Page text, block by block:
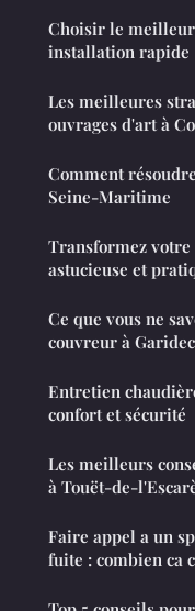
Choisir le
installation rapide
Les meilleures
ouvrages d'art à
Comment
Seine-Maritime
Transformez votre
astucieuse et
Ce que vous ne
couvreur à
Entretien
confort et sécurité
Les meilleurs
à Touët-de-
Faire appel a un
fuite : combien ca